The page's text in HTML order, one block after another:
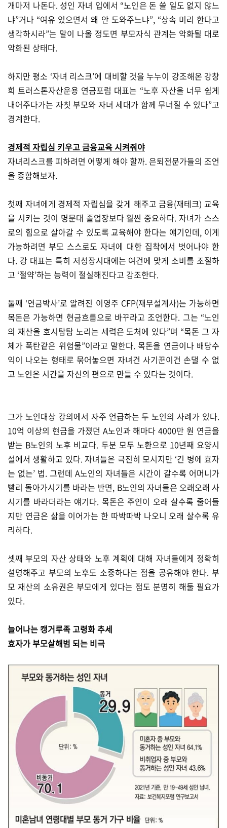
개마저 나돈다. 성인 자녀 입에서 “노인은 돈 쓸 일도 없지 않느
냐”거나 “여유 있으면서 왜 안 도와주느냐”, “상속 미리 한다고
생각하시라”는 말이 나올 정도면 부모자식 관계는 악화될 대로
악화된 상태다.
하지만 평소 ‘자녀 리스크’에 대비할 것을 누누이 강조해온 강창
희 트러스톤자산운용 연금포럼 대표는 “노후 자산을 너무 쉽게
내어주다가는 자칫 부모와 자녀 세대가 함께 무너질 수 있다”고
경계한다.
경제적 자립심 키우고 금융교육 시켜줘야
자녀리스크를 피하려면 어떻게 해야 할까. 은퇴전문가들의 조언
을 종합해보자.
첫째 자녀에게 경제적 자립심을 갖게 해주고 금융(재테크) 교육
을 시키는 것이 명문대 졸업장보다 훨씬 중요하다. 자녀가 스스
로의 힘으로 살아갈 수 있도록 교육해야 한다는 얘기인데, 이게
가능하려면 부모 스스로도 자녀에 대한 집착에서 벗어나야 한
다. 강 대표는 특히 저성장시대에는 여건에 맞게 소비를 조절하
고 ‘절약’하는 능력이 절실해진다고 강조한다.
둘째 ‘연금박사’로 알려진 이영주 CFP(재무설계사)는 가능하면
목돈은 가능하면 현금흐름으로 바꾸라고 조언한다. 그는 “노인
의 재산을 호시탐탐 노리는 세력은 도처에 있다”며 “목돈 그 자
체가 폭탄같은 위험물”이라고 말한다. 목돈을 연금이나 배당수
익이 나오는 형태로 묶어놓으면 자녀건 사기꾼이건 손댈 수 없
고 노인은 시간을 자신의 편으로 만들 수 있다는 것이다.
그가 노인대상 강의에서 자주 언급하는 두 노인의 사례가 있다.
10억 이상의 현금을 가졌던 A노인과 해마다 4000만 원 연금을
받는 B노인의 노후 비교다. 두분 모두 노환으로 10년째 요양시
설에서 생활하고 있다. 자녀들은 극진히 모시지만 ‘긴 병에 효자
는 없는’ 법. 그런데 A노인의 자녀들은 시간이 갈수록 어머니가
빨리 돌아가시기를 바라는 반면, B노인의 자녀들은 오래오래 사
시기를 바라더라는 얘기다. 목돈은 주인이 오래 살수록 줄어들
지만 연금은 삶을 이어가는 한 따박따박 나오니 오래 살수록 유
리하다.
셋째 부모의 자산 상태와 노후 계획에 대해 자녀들에게 정확히
설명해주고 부모의 노후도 소중하다는 점을 공유해야 한다. 부
모 재산의 소유권은 부모에게 있다는 점도 분명히 해둘 필요가
있다.
늘어나는 캥거루족 고령화 추세
효자가 부모살해범 되는 비극